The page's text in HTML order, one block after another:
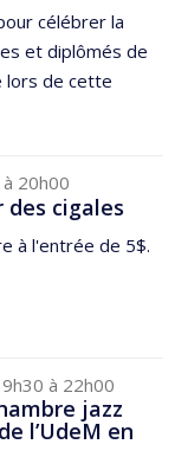
célébrer la
et diplômés de
lors de cette
20h00
des cigales
à l'entrée de 5$.
à 22h00
jazz
l’UdeM en